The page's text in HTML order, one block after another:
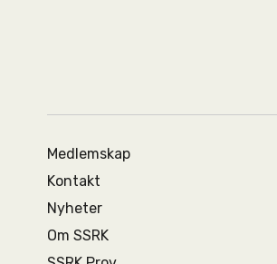
Medlemskap
Kontakt
Nyheter
Om SSRK